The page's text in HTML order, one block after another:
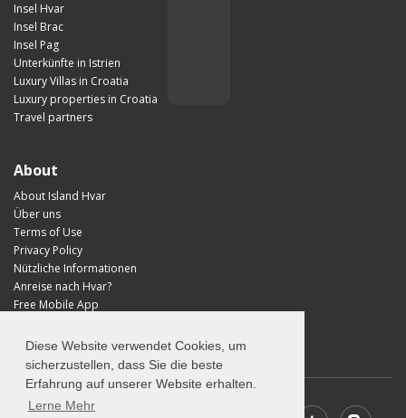
Diese Website verwendet Cookies, um
sicherzustellen, dass Sie die beste
Erfahrung auf unserer Website erhalten.
Lerne Mehr
Insel Hvar
Insel Brac
Insel Pag
Unterkünfte in Istrien
Luxury Villas in Croatia
Luxury properties in Croatia
Travel partners
About
About Island Hvar
Über uns
Terms of Use
Privacy Policy
Nützliche Informationen
Anreise nach Hvar?
Free Mobile App